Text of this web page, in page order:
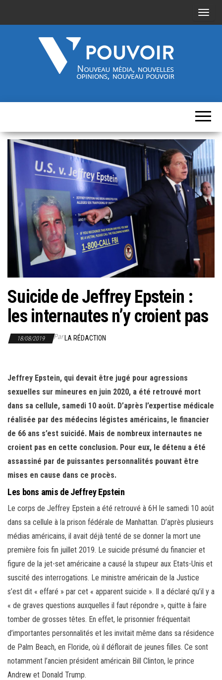
A
r
m
s
q
u
e
l
a
a
g
média,
nouveau
pouvoir
Suicide de Jeffrey Epstein :
les internautes n’y croient pas
18/08/2019 ParLA RÉDACTION
Jeffrey Epstein, qui devait être jugé pour agressions
sexuelles sur mineures en juin 2020, a été retrouvé mort
dans sa cellule, samedi 10 août. D’après l’expertise médicale
réalisée par des médecins légistes américains, le financier
de 66 ans s’est suicidé. Mais de nombreux internautes ne
croient pas en cette conclusion. Pour eux, le détenu a été
assassiné par de puissantes personnalités pouvant être
mises en cause dans ce procès.
Les bons amis de Jeffrey Epstein
Le corps de Jeffrey Epstein a été retrouvé à 6H le samedi 10 août
dans sa cellule à la prison fédérale de Manhattan. D’après plusieurs
médias américains, il avait déjà tenté de se donner la mort une
première fois fin juillet 2019. Le suicide présumé du financier et
figure de la jet-set américaine a causé la stupeur aux Etats-Unis et
suscité des interrogations. Le ministre américain de la Justice
s’est dit « effaré » par cet « apparent suicide ». Il a déclaré qu’il y a
« de graves questions auxquelles il faut répondre », quitte à faire
tomber de grosses têtes. En effet, le prisonnier fréquentait
d’importantes personnalités et les invitait même dans sa résidence
de Palm Beach, en Floride, où il déflorait de jeunes filles. Ce sont
notamment l’ancien président américain Bill Clinton, le prince
Andrew et Donald Trump.